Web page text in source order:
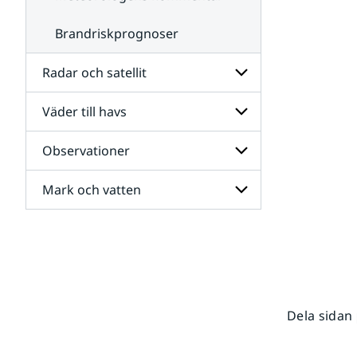
Brandriskprognoser
Radar och satellit
Undersidor
för
Radar
och
satellit
Väder till havs
Undersidor
för
Väder
till
havs
Observationer
Undersidor
för
Mark och vatten
Dela sidan